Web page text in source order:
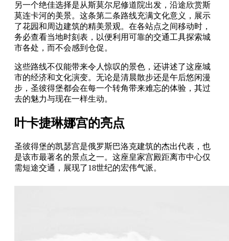
另一个绝佳选择是从斯莫尔尼修道院出发，沿途欣赏斯
莫连卡河的美景。这条第二条路线充满文化意义，展示
了花园和周边建筑的精美景观。在各站点之间移动时，
务必查看当地时刻表，以便利用可靠的交通工具探索城
市各处，而不会感到仓促。
这些路线不仅能带来令人惊叹的景色，还讲述了这座城
市的经济和文化演变。无论是清晨散步还是午后悠闲漫
步，圣彼得堡都会在每一个转角带来难忘的体验，其过
去的魅力与现在一样生动。
叶卡捷琳娜宫的亮点
圣彼得堡的凯瑟宫是俄罗斯巴洛克建筑的杰出代表，也
是该市最著名的景点之一。这座皇家宫殿距离市中心仅
需短途交通，展现了18世纪的宏伟气派。